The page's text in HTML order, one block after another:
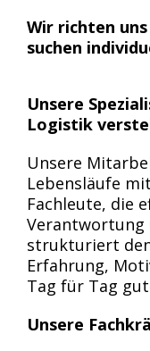
Wir richten
suchen
Unsere
Logistik
Unsere
Lebensläufe
Fachleute, die
Verantwortung
strukturiert
Erfahrung,
Tag für Tag
Unsere